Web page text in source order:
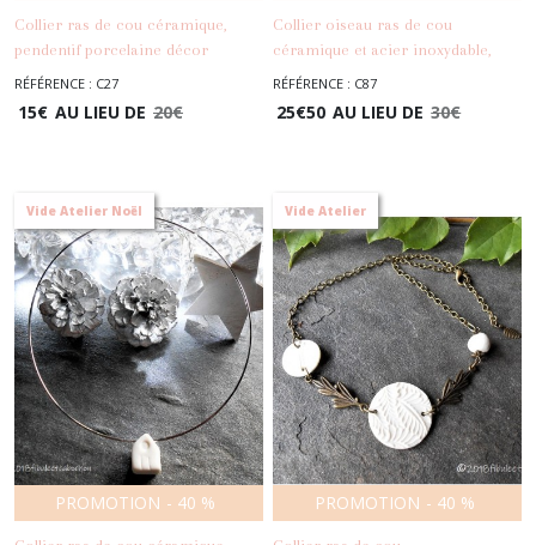
Collier ras de cou céramique,
pendentif porcelaine décor
feuilles, torque acier inoxydable
RÉFÉRENCE : C27
15€ AU LIEU DE 20€
Collier oiseau ras de cou
céramique et acier inoxydable,
pendentif porcelaine blanche
RÉFÉRENCE : C87
25€50 AU LIEU DE 30€
Vide Atelier Noël
PROMOTION - 40 %
Vide Atelier
PROMOTION - 40 %